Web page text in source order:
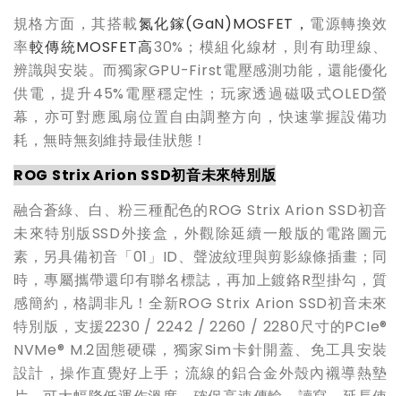
規格方面，其搭載氮化鎵(GaN)MOSFET， 電源轉換效
率較傳統MOSFET高30%；模組化線材，則有助理線、
辨識與安裝。而獨家GPU-First電壓感測功能，還能優化
供電，提升45%電壓穩定性；玩家透過磁吸式OLED螢
幕，亦可對應風扇位置自由調整方向，快速掌握設備功
耗，無時無刻維持最佳狀態！
ROG Strix Arion SSD初音未來特別版
融合蒼綠、白、粉三種配色的ROG Strix Arion SSD初音
未來特別版SSD外接盒，外觀除延續一般版的電路圖元
素，另具備初音「01」ID、聲波紋理與剪影線條插畫；同
時，專屬攜帶還印有聯名標誌，再加上鍍鉻R型掛勾，質
感簡約，格調非凡！全新ROG Strix Arion SSD初音未來
特別版，支援2230 / 2242 / 2260 / 2280尺寸的PCIe®
NVMe® M.2固態硬碟，獨家Sim卡針開蓋、免工具安裝
設計，操作直覺好上手；流線的鋁合金外殼內襯導熱墊